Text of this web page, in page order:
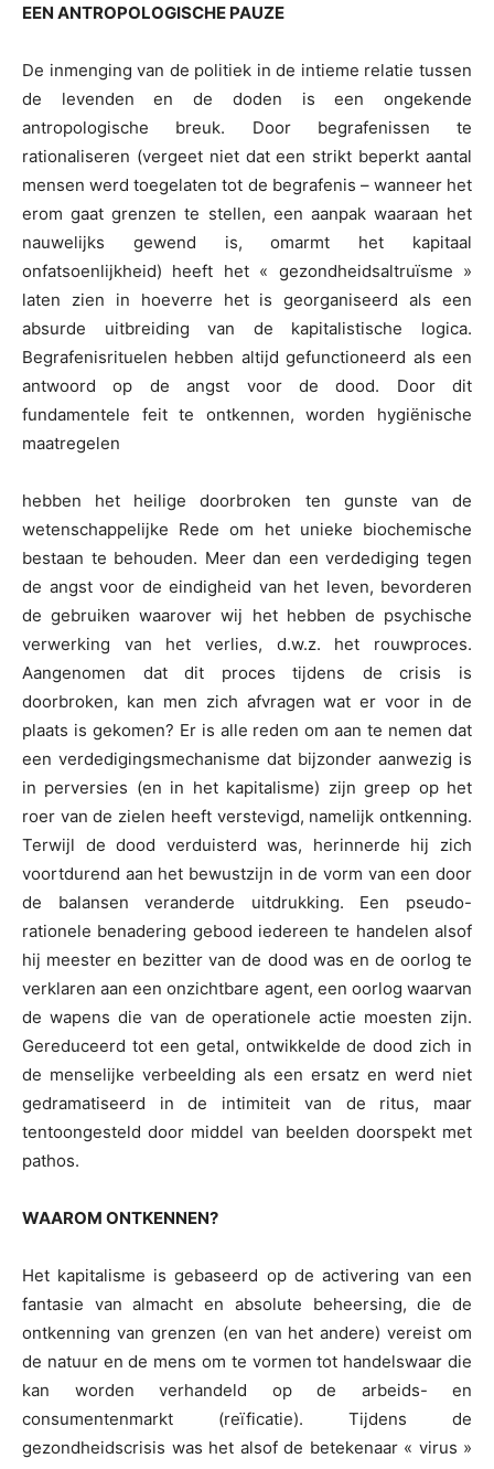
EEN ANTROPOLOGISCHE PAUZE
De inmenging van de politiek in de intieme relatie tussen
de levenden en de doden is een ongekende
antropologische breuk. Door begrafenissen te
rationaliseren (vergeet niet dat een strikt beperkt aantal
mensen werd toegelaten tot de begrafenis – wanneer het
erom gaat grenzen te stellen, een aanpak waaraan het
nauwelijks gewend is, omarmt het kapitaal
onfatsoenlijkheid) heeft het « gezondheidsaltruïsme »
laten zien in hoeverre het is georganiseerd als een
absurde uitbreiding van de kapitalistische logica.
Begrafenisrituelen hebben altijd gefunctioneerd als een
antwoord op de angst voor de dood. Door dit
fundamentele feit te ontkennen, worden hygiënische
maatregelen
hebben het heilige doorbroken ten gunste van de
wetenschappelijke Rede om het unieke biochemische
bestaan te behouden. Meer dan een verdediging tegen
de angst voor de eindigheid van het leven, bevorderen
de gebruiken waarover wij het hebben de psychische
verwerking van het verlies, d.w.z. het rouwproces.
Aangenomen dat dit proces tijdens de crisis is
doorbroken, kan men zich afvragen wat er voor in de
plaats is gekomen? Er is alle reden om aan te nemen dat
een verdedigingsmechanisme dat bijzonder aanwezig is
in perversies (en in het kapitalisme) zijn greep op het
roer van de zielen heeft verstevigd, namelijk ontkenning.
Terwijl de dood verduisterd was, herinnerde hij zich
voortdurend aan het bewustzijn in de vorm van een door
de balansen veranderde uitdrukking. Een pseudo-
rationele benadering gebood iedereen te handelen alsof
hij meester en bezitter van de dood was en de oorlog te
verklaren aan een onzichtbare agent, een oorlog waarvan
de wapens die van de operationele actie moesten zijn.
Gereduceerd tot een getal, ontwikkelde de dood zich in
de menselijke verbeelding als een ersatz en werd niet
gedramatiseerd in de intimiteit van de ritus, maar
tentoongesteld door middel van beelden doorspekt met
pathos.
WAAROM ONTKENNEN?
Het kapitalisme is gebaseerd op de activering van een
fantasie van almacht en absolute beheersing, die de
ontkenning van grenzen (en van het andere) vereist om
de natuur en de mens om te vormen tot handelswaar die
kan worden verhandeld op de arbeids- en
consumentenmarkt (reïficatie). Tijdens de
gezondheidscrisis was het alsof de betekenaar « virus »